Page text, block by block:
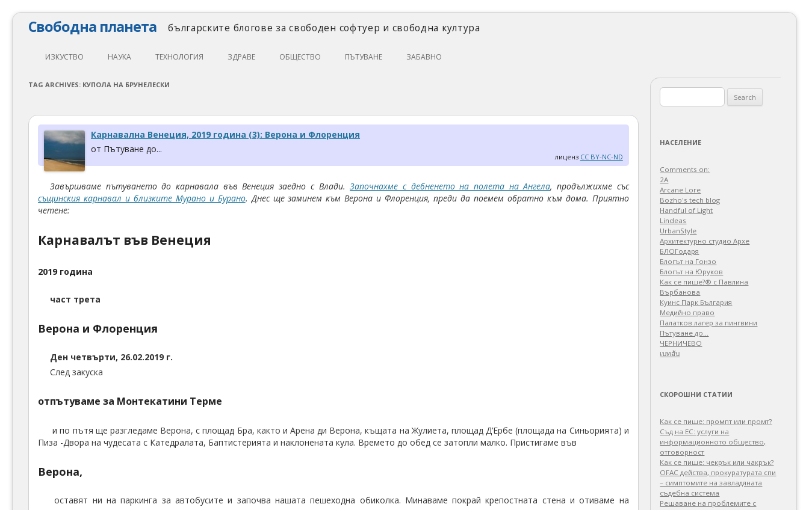
Свободна планета българските блогове за свободен софтуер и свободна култура
Skip
to
ИЗКУСТВО
КИНО
МУЗИКА
ФОТОГРАФИЯ
НАУКА
ФИЗИКА
ОБРАЗОВАНИЕ
ТЕХНОЛОГИЯ
СВОБОДЕН ХАРДУЕР
ДЖАДЖИ
ЗДРАВЕ ОБЩЕСТВО
ЦИФРОВИ ПРАВА
ПЪТУВАНЕ ЗАБАВНО
TAG ARCHIVES: КУПОЛА НА БРУНЕЛЕСКИ
Карнавална Венеция, 2019 година (3): Верона и Флоренция
от Пътуване до...
лиценз CC BY-NC-ND
Завършваме пътуването до карнавала във Венеция заедно с Влади.Започнахме с дебненето на полета на Ангела, продължихме със
същинския карнавал и близките Мурано и Бурано. Днес ще заминем към Верона и Флоренция, преди да поемем обратно към дома. Приятно
четене:
Карнавалът във Венеция
2019 година
част трета
Верона и Флоренция
Ден четвърти, 26.02.2019 г.
След закуска
отпътуваме за Монтекатини Терме
и по пътя ще разгледаме Верона, с площад Бра, както и Арена ди Верона, къщата на Жулиета, площад Д’Ербе (площада на Синьорията) и
Пиза -Двора на чудесата с Катедралата, Баптистерията и наклонената кула. Времето до обед се затопли малко. Пристигаме във
Верона,
оставят ни на паркинга за автобусите и започва нашата пешеходна обиколка. Минаваме покрай крепостната стена и отиваме на
for:
НАСЕЛЕНИЕ
Comments on:
2A
Arcane Lore
Bozho's tech blog
Handful of Light
Lindeas
UrbanStyle
Архитектурно студио Архе
БЛОГодаря
Блогът на Гонзо
Блогът на Юруков
Как се пише?® с Павлина
Върбанова
Куинс Парк България
Медийно право
Палатков лагер зa пингвини
Пътуване до…
ЧЕРНИЧЕВО
เบทฮับ
СКОРОШНИ СТАТИИ
Как се пише: промпт или промт?
Съд на ЕС: услуги на
информационното общество,
отговорност
Как се пише: чекрък или чакрък?
OFAC действа, прокуратурата спи
– симптомите на завладяната
съдебна система
Решаване на проблемите с